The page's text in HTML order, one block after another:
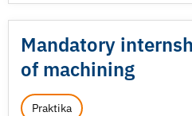
Mandatory
of machining
Praktika